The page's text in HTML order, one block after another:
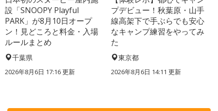
設「SNOOPY Playful
PARK」が8月10日オープ
ン！見どころと料金・入場
ルールまとめ
千葉県
2026年8月6日 17:16更新
プデビュー！秋葉原・山手
線高架下で手ぶらでも安心
なキャンプ練習をやってみ
た
東京都
2026年8月6日 14:11 更新